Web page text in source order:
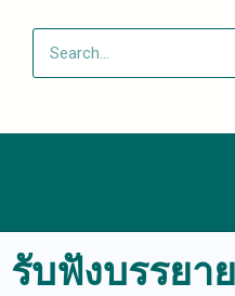
รับฟังบรรยา